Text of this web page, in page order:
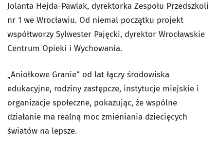
Jolanta Hejda-Pawlak, dyrektorka Zespołu Przedszkoli
nr 1 we Wrocławiu. Od niemal początku projekt
współtworzy Sylwester Pajęcki, dyrektor Wrocławskie
Centrum Opieki i Wychowania.
„Aniołkowe Granie” od lat łączy środowiska
edukacyjne, rodziny zastępcze, instytucje miejskie i
organizacje społeczne, pokazując, że wspólne
działanie ma realną moc zmieniania dziecięcych
światów na lepsze.